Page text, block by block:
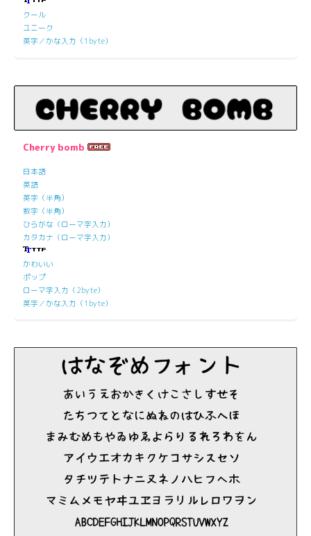
クール
ユニーク
英字／かな入力（1byte）
Cherry bomb
日本語
英語
英字（半角）
数字（半角）
ひらがな（ローマ字入力）
カタカナ（ローマ字入力）
かわいい
ポップ
ローマ字入力（2byte）
英字／かな入力（1byte）